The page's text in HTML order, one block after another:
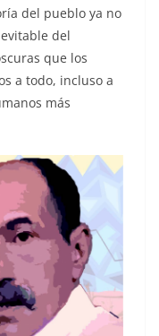
del pueblo ya no
del
que los
a todo, incluso a
más